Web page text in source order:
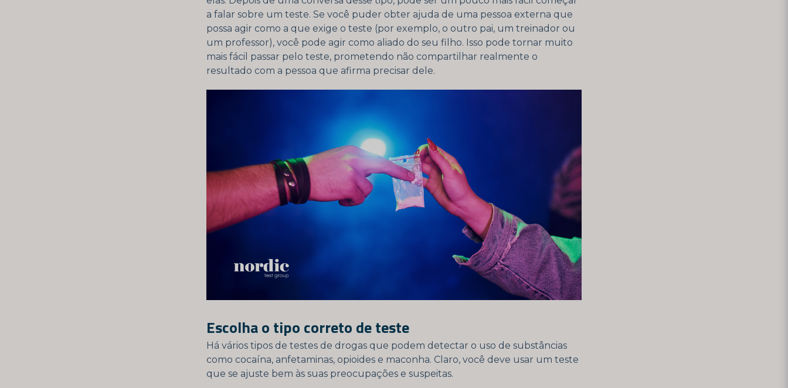
a falar sobre um teste. Se você puder obter ajuda de uma pessoa externa que
possa agir como a que exige o teste (por exemplo, o outro pai, um treinador ou
um professor), você pode agir como aliado do seu filho. Isso pode tornar muito
mais fácil passar pelo teste, prometendo não compartilhar realmente o
resultado com a pessoa que afirma precisar dele.
Escolha o tipo correto de teste
Há vários tipos de testes de drogas que podem detectar o uso de substâncias
como cocaína, anfetaminas, opioides e maconha. Claro, você deve usar um teste
que se ajuste bem às suas preocupações e suspeitas.